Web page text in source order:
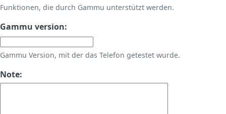
Funktionen, die durch Gammu unterstützt werden.
Gammu version:
Gammu Version, mit der das Telefon getestet wurde.
Note: